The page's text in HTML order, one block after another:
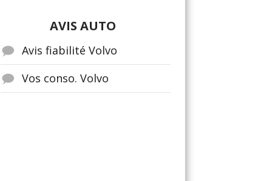
AVIS AUTO
Avis fiabilité Volvo
Vos conso. Volvo